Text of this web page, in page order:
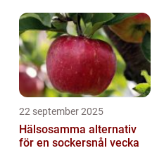
22 september 2025
Hälsosamma alternativ
för en sockersnål vecka